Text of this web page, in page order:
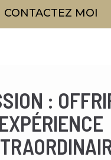
CONTACTEZ MOI
:
EXPÉRIENCE